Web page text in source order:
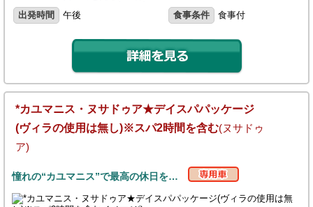
出発時間 午後 食事条件 食事付
*カユマニス・ヌサドゥア★デイスパパッケージ
(ヴィラの使用は無し)※スパ2時間を含む(ヌサドゥ
ア)
憧れの“カユマニス”で最高の休日を…